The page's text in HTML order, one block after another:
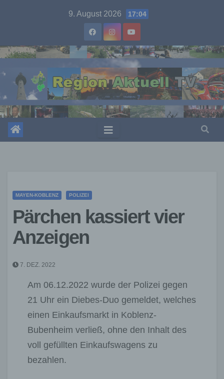
9. August 2026 17:04
MAYEN-KOBLENZ POLIZEI
Pärchen kassiert vier
Anzeigen
7. DEZ. 2022
Am 06.12.2022 wurde der Polizei gegen
21 Uhr ein Diebes-Duo gemeldet, welches
einen Einkaufsmarkt in Koblenz-
Bubenheim verließ, ohne den Inhalt des
voll gefüllten Einkaufswagens zu
bezahlen.